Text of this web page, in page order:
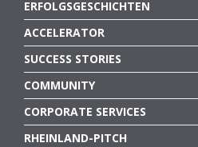
ERFOLGSGESCHICHTEN
ACCELERATOR
SUCCESS STORIES
COMMUNITY
CORPORATE SERVICES
RHEINLAND-PITCH